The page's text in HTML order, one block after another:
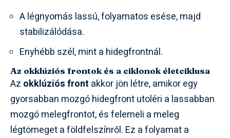
A légnyomás lassú, folyamatos esése, majd
stabilizálódása.
Enyhébb szél, mint a hidegfrontnál.
Az okklúziós frontok és a ciklonok életciklusa
Az okklúziós front akkor jön létre, amikor egy
gyorsabban mozgó hidegfront utoléri a lassabban
mozgó melegfrontot, és felemeli a meleg
légtömeget a földfelszínről. Ez a folyamat a